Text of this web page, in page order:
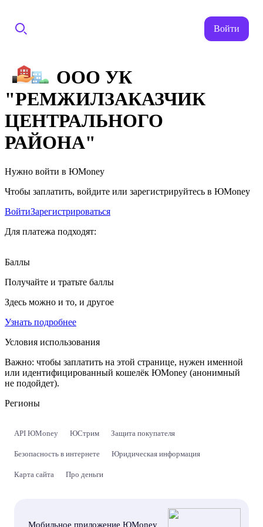
Войти
ООО УК
"РЕМЖИЛЗАКАЗЧИК
ЦЕНТРАЛЬНОГО
РАЙОНА"
Нужно войти в ЮMoney
Чтобы заплатить, войдите или зарегистрируйтесь в ЮMoney
ВойтиЗарегистрироваться
Для платежа подходят:
Баллы
Получайте и тратьте баллы
Здесь можно и то, и другое
Узнать подробнее
Условия использования
Важно: чтобы заплатить на этой странице, нужен именной
или идентифицированный кошелёк ЮMoney (анонимный
не подойдет).
Регионы
API ЮMoney ЮСтрим Защита покупателя
Безопасность в интернете Юридическая информация
Карта сайта Про деньги
Мобильное приложение ЮMoney